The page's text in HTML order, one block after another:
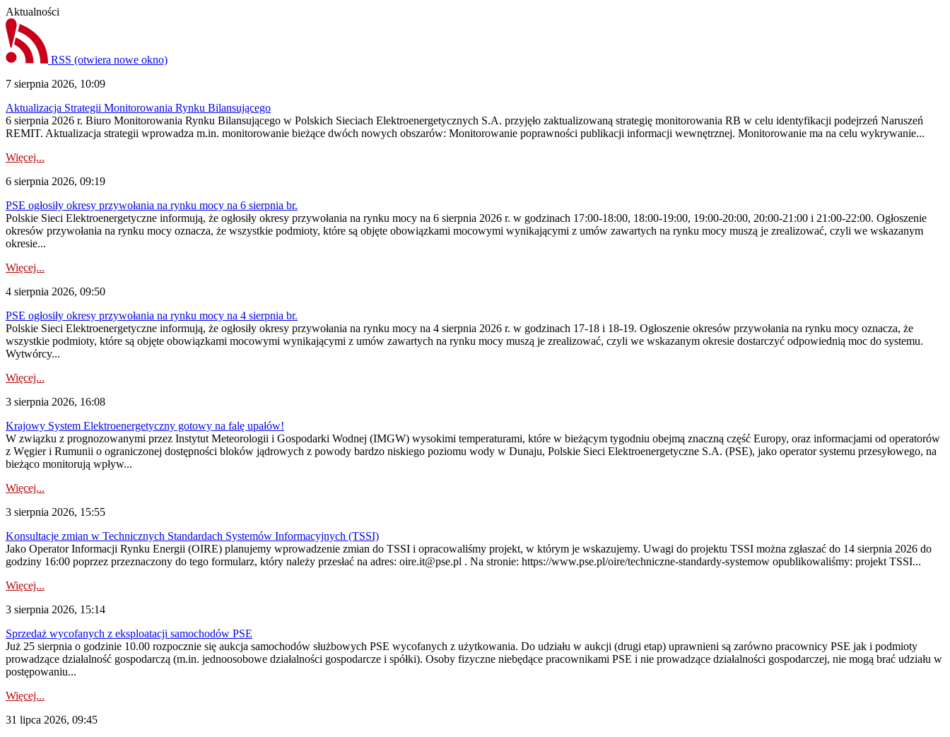
Aktualności
RSS (otwiera nowe okno)
7 sierpnia 2026, 10:09
Aktualizacja Strategii Monitorowania Rynku Bilansującego
6 sierpnia 2026 r. Biuro Monitorowania Rynku Bilansującego w Polskich Sieciach Elektroenergetycznych S.A. przyjęło zaktualizowaną strategię monitorowania RB w celu identyfikacji podejrzeń Naruszeń
REMIT. Aktualizacja strategii wprowadza m.in. monitorowanie bieżące dwóch nowych obszarów: Monitorowanie poprawności publikacji informacji wewnętrznej. Monitorowanie ma na celu wykrywanie...
Więcej...
6 sierpnia 2026, 09:19
PSE ogłosiły okresy przywołania na rynku mocy na 6 sierpnia br.
Polskie Sieci Elektroenergetyczne informują, że ogłosiły okresy przywołania na rynku mocy na 6 sierpnia 2026 r. w godzinach 17:00-18:00, 18:00-19:00, 19:00-20:00, 20:00-21:00 i 21:00-22:00. Ogłoszenie
okresów przywołania na rynku mocy oznacza, że wszystkie podmioty, które są objęte obowiązkami mocowymi wynikającymi z umów zawartych na rynku mocy muszą je zrealizować, czyli we wskazanym
okresie...
Więcej...
4 sierpnia 2026, 09:50
PSE ogłosiły okresy przywołania na rynku mocy na 4 sierpnia br.
Polskie Sieci Elektroenergetyczne informują, że ogłosiły okresy przywołania na rynku mocy na 4 sierpnia 2026 r. w godzinach 17-18 i 18-19. Ogłoszenie okresów przywołania na rynku mocy oznacza, że
wszystkie podmioty, które są objęte obowiązkami mocowymi wynikającymi z umów zawartych na rynku mocy muszą je zrealizować, czyli we wskazanym okresie dostarczyć odpowiednią moc do systemu.
Wytwórcy...
Więcej...
3 sierpnia 2026, 16:08
Krajowy System Elektroenergetyczny gotowy na falę upałów!
W związku z prognozowanymi przez Instytut Meteorologii i Gospodarki Wodnej (IMGW) wysokimi temperaturami, które w bieżącym tygodniu obejmą znaczną część Europy, oraz informacjami od operatorów
z Węgier i Rumunii o ograniczonej dostępności bloków jądrowych z powody bardzo niskiego poziomu wody w Dunaju, Polskie Sieci Elektroenergetyczne S.A. (PSE), jako operator systemu przesyłowego, na
bieżąco monitorują wpływ...
Więcej...
3 sierpnia 2026, 15:55
Konsultacje zmian w Technicznych Standardach Systemów Informacyjnych (TSSI)
Jako Operator Informacji Rynku Energii (OIRE) planujemy wprowadzenie zmian do TSSI i opracowaliśmy projekt, w którym je wskazujemy. Uwagi do projektu TSSI można zgłaszać do 14 sierpnia 2026 do
godziny 16:00 poprzez przeznaczony do tego formularz, który należy przesłać na adres: oire.it@pse.pl . Na stronie: https://www.pse.pl/oire/techniczne-standardy-systemow opublikowaliśmy: projekt TSSI...
Więcej...
3 sierpnia 2026, 15:14
Sprzedaż wycofanych z eksploatacji samochodów PSE
Już 25 sierpnia o godzinie 10.00 rozpocznie się aukcja samochodów służbowych PSE wycofanych z użytkowania. Do udziału w aukcji (drugi etap) uprawnieni są zarówno pracownicy PSE jak i podmioty
prowadzące działalność gospodarczą (m.in. jednoosobowe działalności gospodarcze i spółki). Osoby fizyczne niebędące pracownikami PSE i nie prowadzące działalności gospodarczej, nie mogą brać udziału w
postępowaniu...
Więcej...
31 lipca 2026, 09:45